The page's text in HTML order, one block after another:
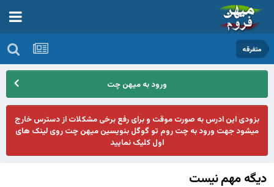
متفرقه
ورود به میهن چت
بزودی این ادرس به صورت موقت و برای رفع برخی مشکلات از دسترس خارج
میشود جهت ورود به چت روم تو گوگل بنویسین میهن چت روی لینک های
اول کلیک نمایید
دیگه مهم نیست